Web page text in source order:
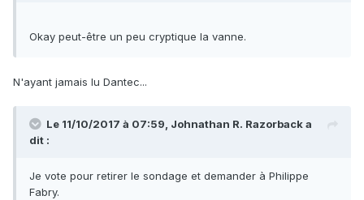
Okay peut-être un peu cryptique la vanne.
N'ayant jamais lu Dantec...
Le 11/10/2017 à 07:59, Johnathan R. Razorbacka
dit :
Je vote pour retirer le sondage et demander à Philippe
Fabry.